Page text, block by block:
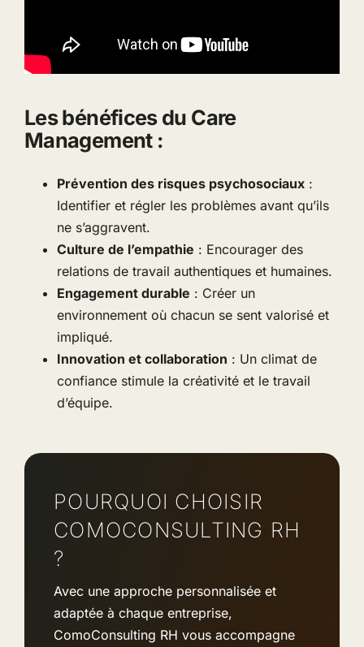
Les bénéfices du Care
Management :
Prévention des risques psychosociaux:
Identifier et régler les problèmes avant qu’ils
ne s’aggravent.
Culture de l’empathie : Encourager des
relations de travail authentiques et humaines.
Engagement durable : Créer un
environnement où chacun se sent valorisé et
impliqué.
Innovation et collaboration : Un climat de
confiance stimule la créativité et le travail
d’équipe.
POURQUOI CHOISIR
COMOCONSULTING RH
?
Avec une approche personnalisée et
adaptée à chaque entreprise,
ComoConsulting RH vous accompagne